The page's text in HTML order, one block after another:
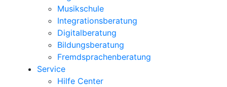
Musikschule
Integrationsberatung
Digitalberatung
Bildungsberatung
Fremdsprachenberatung
Service
Hilfe Center